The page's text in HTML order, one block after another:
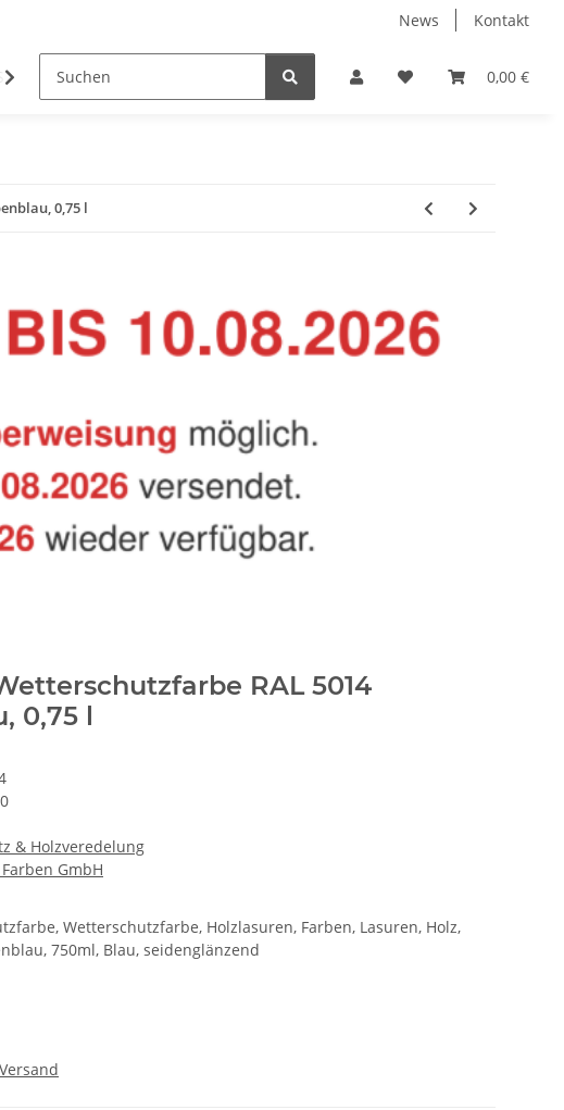
News Kontakt
0,00 €
Belüftung & Entlüftung
0,75 l
RAL 5014
0,75 l
& Holzveredelung
GmbH
Wetterschutzfarbe, Holzlasuren, Farben, Lasuren, Holz,
750ml, Blau, seidenglänzend
Versand